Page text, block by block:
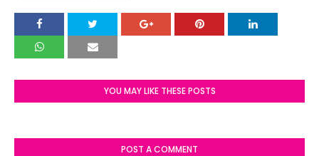
YOU MAY LIKE THESE POSTS
POST A COMMENT